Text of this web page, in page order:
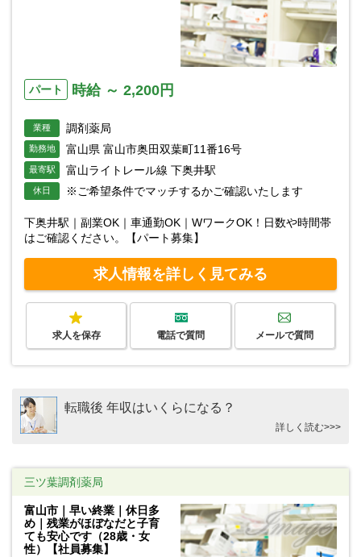
パート 時給 ～ 2,200円
業種 調剤薬局
勤務地 富山県 富山市奥田双葉町11番16号
最寄駅 富山ライトレール線 下奥井駅
休日 ※ご希望条件でマッチするかご確認いたします
下奥井駅｜副業OK｜車通勤OK｜WワークOK！日数や時間帯
はご確認ください。【パート募集】
求人情報を詳しく見てみる
求人を保存 電話で質問 メールで質問
転職後 年収はいくらになる？
詳しく読む>>>
三ツ葉調剤薬局
富山市｜早い終業｜休日多
め｜残業がほぼなだと子育
ても安心です（28歳・女
性）【社員募集】